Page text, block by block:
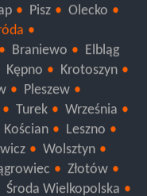
Kętrzyn
Pisz
Braniewo
Elbląg
Kępno
Krotoszyn
Pleszew
Turek
Września
Kościan
Leszno
Wolsztyn
Złotów